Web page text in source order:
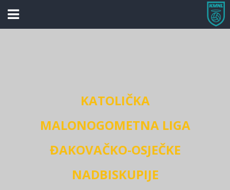
KATOLIČKA
MALONOGOMETNA LIGA
ĐAKOVAČKO-OSJEČKE
NADBISKUPIJE